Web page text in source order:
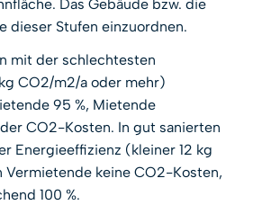
Das Gebäude bzw. die
dieser Stufen einzuordnen.
mit der schlechtesten
CO2/m2/a oder mehr)
95 %, Mietende
CO2-Kosten. In gut sanierten
Energieeffizienz (kleiner 12 kg
keine CO2-Kosten,
100 %.